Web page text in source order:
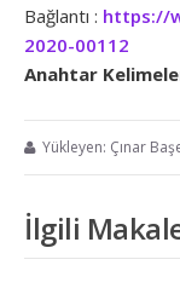
Bağlantı : https://
2020-00112
Anahtar
Yükleyen: Çınar
İlgili